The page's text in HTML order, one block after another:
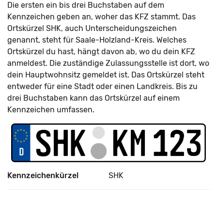
Die ersten ein bis drei Buchstaben auf dem
Kennzeichen geben an, woher das KFZ stammt. Das
Ortskürzel SHK, auch Unterscheidungszeichen
genannt, steht für Saale-Holzland-Kreis. Welches
Ortskürzel du hast, hängt davon ab, wo du dein KFZ
anmeldest. Die zuständige Zulassungsstelle ist dort, wo
dein Hauptwohnsitz gemeldet ist. Das Ortskürzel steht
entweder für eine Stadt oder einen Landkreis. Bis zu
drei Buchstaben kann das Ortskürzel auf einem
Kennzeichen umfassen.
Kennzeichenkürzel SHK